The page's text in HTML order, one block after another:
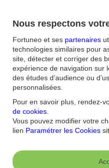
Comment et quand vais-
j’effectue des dons à des
Aide et contact
FAQNous contacter /
conformeSécuritéPlan du site
Nous connaitre
Qui sommes-nous ?Banque la
engagements RSE Recrutement
Informations
Nous respectons
Fortuneo et ses partenaires
technologies similaires pour
site, détecter et corriger des
expérience de navigation sur
des études d’audience ou
personnalisées.
Pour en savoir plus, rendez-
de cookies
Vous pouvez modifier votre
lien Paramétrer les Cookies